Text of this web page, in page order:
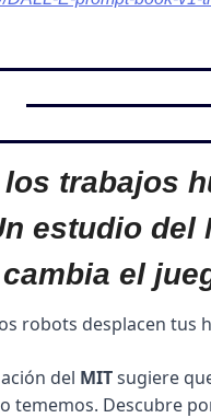
trabajos
estudio del
el
robots desplacen tus
del MIT sugiere
tememos. Descubre